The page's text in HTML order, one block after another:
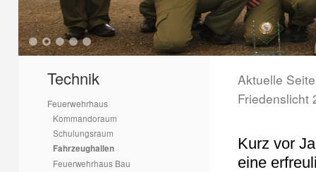
1 2 3 4 5
Technik
Feuerwehrhaus
Kommandoraum
Schulungsraum
Fahrzeughallen
Feuerwehrhaus Bau
Aktuelle
Friedenslicht
Kurz vor
eine